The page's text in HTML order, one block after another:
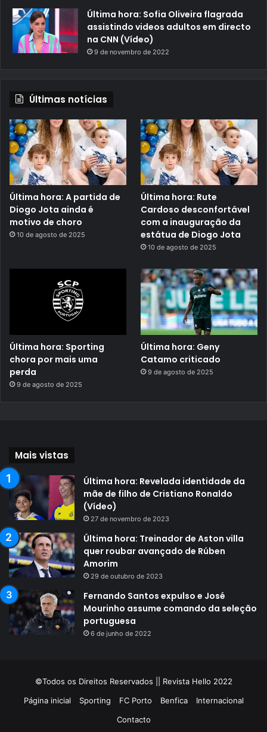
Última hora: Sofia Oliveira flagrada
assistindo videos adultos em directo
na CNN (Vídeo)
9 de novembro de 2022
Últimas notícias
Última hora: A partida de
Diogo Jota ainda é
motivo de choro
10 de agosto de 2025
Última hora: Rute
Cardoso desconfortável
com a inauguração da
estátua de Diogo Jota
10 de agosto de 2025
Última hora: Sporting
chora por mais uma
perda
9 de agosto de 2025
Última hora: Geny
Catamo criticado
9 de agosto de 2025
Mais vistas
Última hora: Revelada identidade da
mãe de filho de Cristiano Ronaldo
(Vídeo)
27 de novembro de 2023
Última hora: Treinador de Aston villa
quer roubar avançado de Rúben
Amorim
29 de outubro de 2023
Fernando Santos expulso e José
Mourinho assume comando da seleção
portuguesa
6 de junho de 2022
©Todos os Direitos Reservados || Revista Hello 2022
Página inicial
Sporting FC Porto Benfica
Internacional
Contacto